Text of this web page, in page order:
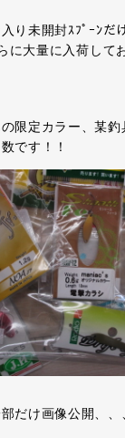
り未開封ｽﾌﾟｰﾝだ
に大量に入荷して
限定カラー、某
です！！
だけ画像公開、、